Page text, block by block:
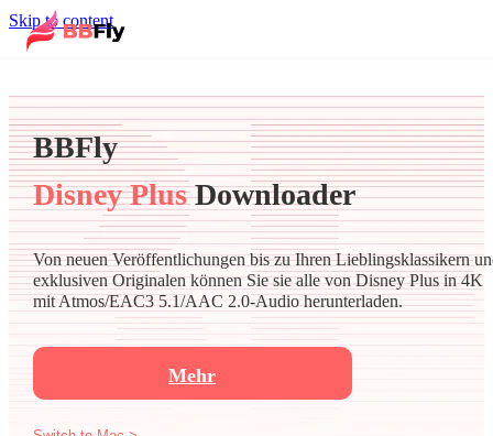
Skip to content
BBFly
Disney PlusDownloader
Von neuen Veröffentlichungen bis zu Ihren Lieblingsklassikern
exklusiven Originalen können Sie sie alle von Disney Plus in 4K
mit Atmos/EAC3 5.1/AAC 2.0-Audio herunterladen.
Mehr